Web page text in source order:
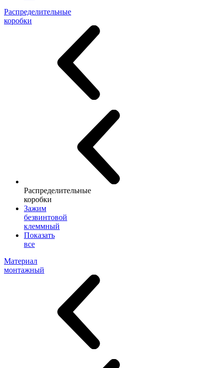
Распределительные
коробки
Распределительные
коробки
Зажим
безвинтовой
клеммный
Показать
все
Материал
монтажный